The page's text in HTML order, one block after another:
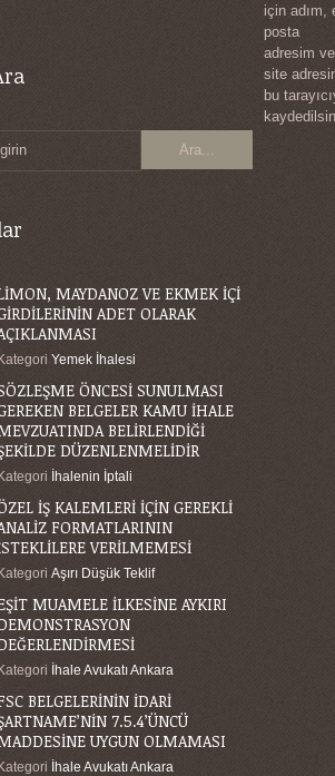
için adım,
posta
adresim ve
site
bu
MAYDANOZ VE EKMEK İÇİ
ADET OLARAK
Kategori Yemek İhalesi
ÖNCESİ SUNULMASI
BELGELER KAMU İHALE
BELİRLENDİĞİ
DÜZENLENMELİDİR
Kategori İhalenin İptali
İŞ KALEMLERİ İÇİN GEREKLİ
FORMATLARININ
VERİLMEMESİ
Kategori Aşırı Düşük Teklif
MUAMELE İLKESİNE AYKIRI
Kategori İhale Avukatı Ankara
BELGELERİNİN İDARİ
7.5.4’ÜNCÜ
UYGUN OLMAMASI
Kategori İhale Avukatı Ankara